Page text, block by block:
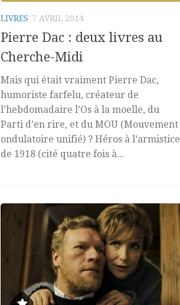
LIVRES 7 AVRIL 2014
Pierre Dac : deux livres au
Cherche-Midi
Mais qui était vraiment Pierre Dac,
humoriste farfelu, créateur de
l’hebdomadaire l’Os à la moelle, du
Parti d’en rire, et du MOU (Mouvement
ondulatoire unifié) ? Héros à l’armistice
de 1918 (cité quatre fois à...